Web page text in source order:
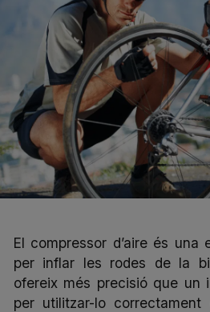
El compressor d’aire és una
per inflar les rodes de la
ofereix més precisió que un
per utilitzar-lo